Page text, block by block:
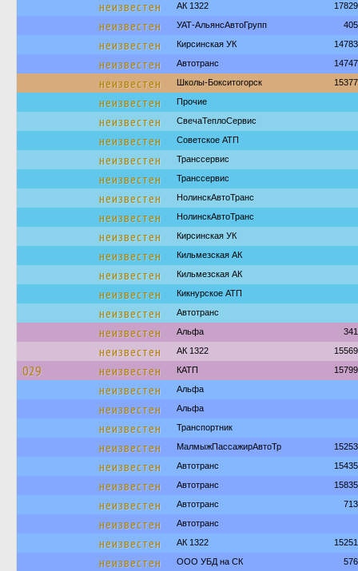
неизвестен АК 1322
неизвестен УАТ-АльянсАвтоГрупп
неизвестен Кирсинская УК
неизвестен Автотранс
неизвестен Школы-Бокситогорск
неизвестен Прочие
неизвестен СвечаТеплоСервис
неизвестен Советское АТП
неизвестен Транссервис
неизвестен Транссервис
неизвестен НолинскАвтоТранс
неизвестен НолинскАвтоТранс
неизвестен Кирсинская УК
неизвестен Кильмезская АК
неизвестен Кильмезская АК
неизвестен Кикнурское АТП
неизвестен Автотранс
неизвестен Альфа
неизвестен АК 1322
029 неизвестен КАТП
неизвестен Альфа
неизвестен Альфа
неизвестен Транспортник
неизвестен МалмыжПассажирАвтоТр
неизвестен Автотранс
неизвестен Автотранс
неизвестен Автотранс
неизвестен Автотранс
неизвестен АК 1322
неизвестен ООО УБД на СК